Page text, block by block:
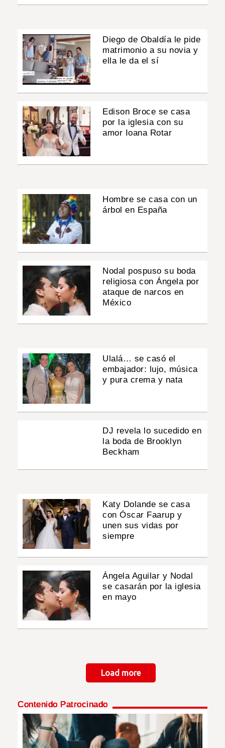
Diego de Obaldía le pide
matrimonio a su novia y
ella le da el sí
Edison Broce se casa
por la iglesia con su
amor Ioana Rotar
Hombre se casa con un
árbol en España
Nodal pospuso su boda
religiosa con Ángela por
ataque de narcos en
México
Ulalá… se casó el
embajador: lujo, música
y pura crema y nata
DJ revela lo sucedido en
la boda de Brooklyn
Beckham
Katy Dolande se casa
con Óscar Faarup y
unen sus vidas por
siempre
Ángela Aguilar y Nodal
se casarán por la iglesia
en mayo
Load more
Contenido Patrocinado